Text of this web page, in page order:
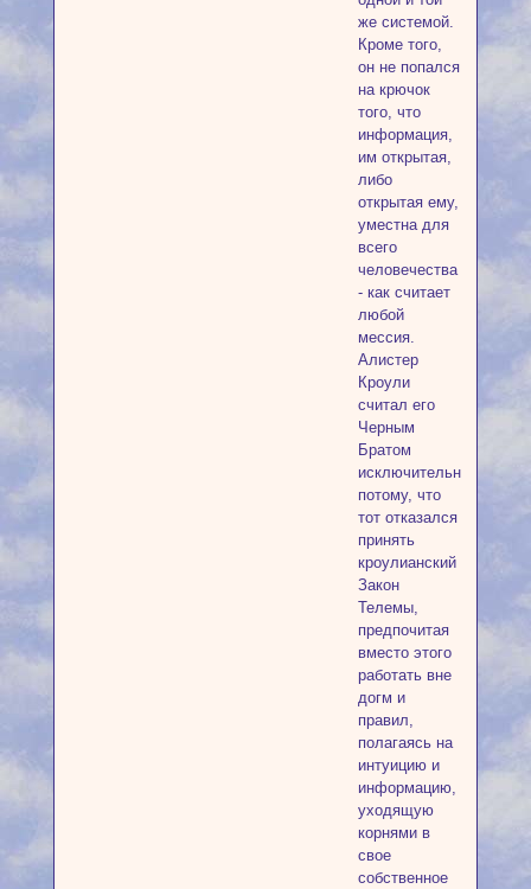
же системой.
Кроме того,
он не попался
на крючок
того, что
информация,
им открытая,
либо
открытая ему,
уместна для
всего
человечества
- как считает
любой
мессия.
Алистер
Кроули
считал его
Черным
Братом
исключительно
потому, что
тот отказался
принять
кроулианский
Закон
Телемы,
предпочитая
вместо этого
работать вне
догм и
правил,
полагаясь на
интуицию и
информацию,
уходящую
корнями в
свое
собственное